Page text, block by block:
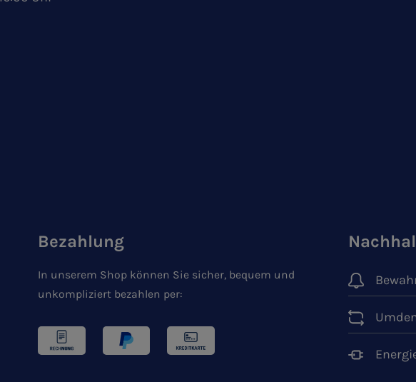
Bezahlung
In unserem Shop können Sie sicher, bequem und
unkompliziert bezahlen per: